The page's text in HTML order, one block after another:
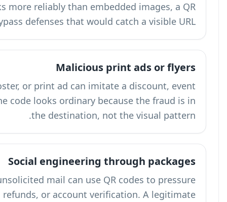
many email filters inspect text links
code in a phishing email can bypass
A malicious QR code on a flyer, poster,
registration page, or support portal. The
Package inserts, delivery notices, and
people into scanning for tracking,